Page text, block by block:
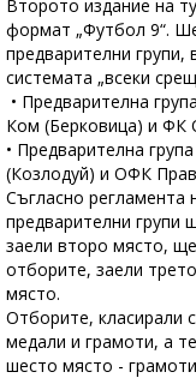
Второто издание на
формат „Футбол 9“.
предварителни
системата „всеки
• Предварителна
Ком (Берковица) и ФК
• Предварителна
(Козлодуй) и ОФК
Съгласно регламента
предварителни групи
заели второ място,
отборите, заели
място.
Отборите, класирали
медали и грамоти, а
шесто място -